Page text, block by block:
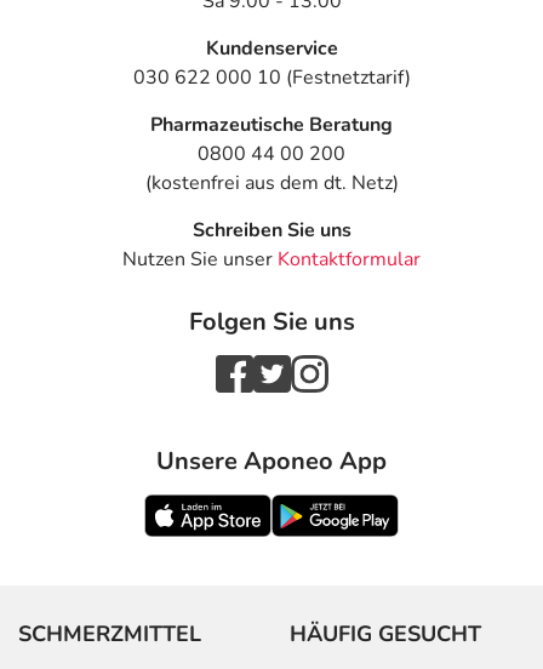
Kundenservice
030 622 000 10 (Festnetztarif)
Pharmazeutische Beratung
0800 44 00 200
(kostenfrei aus dem dt. Netz)
Schreiben Sie uns
Nutzen Sie unser Kontaktformular
Folgen Sie uns
Unsere Aponeo App
SCHMERZMITTEL HÄUFIG GESUCHT